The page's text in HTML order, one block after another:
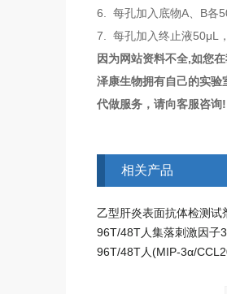
6. 每孔加入底物A、B各
7. 每孔加入终止液50μL
因为网站资料不全,如您
泽康生物拥有自己的实
代做服务，请向客服咨询!
相关产品